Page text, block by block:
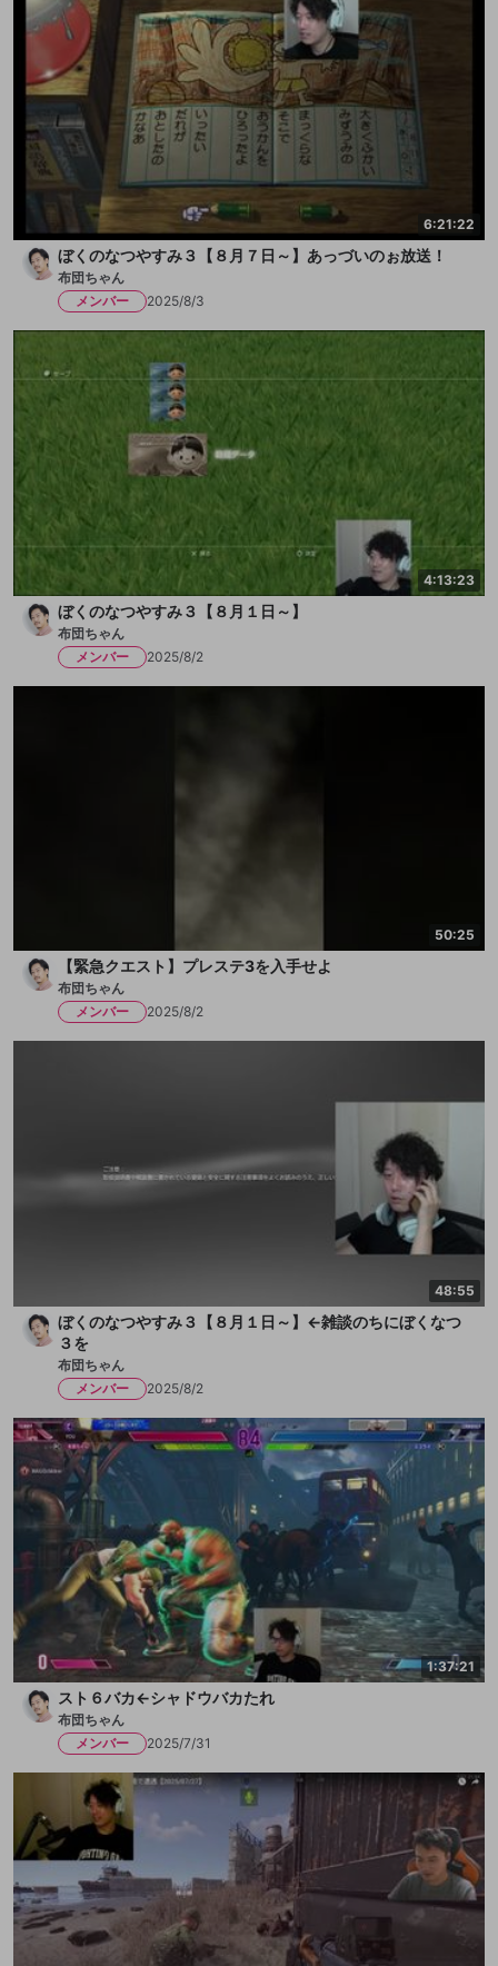
6:21:22
ぼくのなつやすみ３【８月７日～】あっづいのぉ放送！
布団ちゃん
メンバー
2025/8/3
4:13:23
ぼくのなつやすみ３【８月１日～】
布団ちゃん
メンバー
2025/8/2
50:25
【緊急クエスト】プレステ3を入手せよ
布団ちゃん
メンバー
2025/8/2
48:55
ぼくのなつやすみ３【８月１日～】←雑談のちにぼくなつ
３を
布団ちゃん
メンバー
2025/8/2
1:37:21
スト６バカ←シャドウバカたれ
布団ちゃん
メンバー
2025/7/31